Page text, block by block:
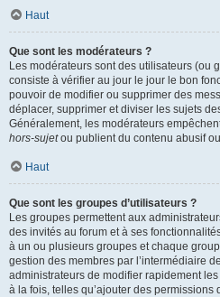
Haut
Que sont les modérateurs ?
Les modérateurs sont des utilisateurs (ou
consiste à vérifier au jour le jour le bon
pouvoir de modifier ou supprimer des
déplacer, supprimer et diviser les sujets
Généralement, les modérateurs
hors-sujetou publient du contenu abusif
Haut
Que sont les groupes d’utilisateurs ?
Les groupes permettent aux
des invités au forum et à ses
à un ou plusieurs groupes et chaque
gestion des membres par l’intermédiaire
administrateurs de modifier rapidement
à la fois, telles qu’ajouter des